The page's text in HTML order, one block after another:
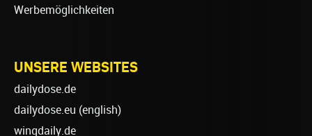
Werbemöglichkeiten
UNSERE WEBSITES
dailydose.de
dailydose.eu (english)
wingdaily.de